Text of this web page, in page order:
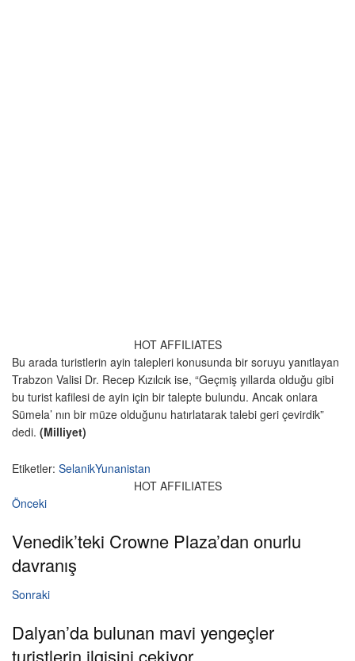
HOT AFFILIATES
Bu arada turistlerin ayin talepleri konusunda bir soruyu yanıtlayan
Trabzon Valisi Dr. Recep Kızılcık ise, “Geçmiş yıllarda olduğu gibi
bu turist kafilesi de ayin için bir talepte bulundu. Ancak onlara
Sümela’ nın bir müze olduğunu hatırlatarak talebi geri çevirdik”
dedi. (Milliyet)
Etiketler: SelanikYunanistan
HOT AFFILIATES
Önceki
Venedik’teki Crowne Plaza’dan onurlu
davranış
Sonraki
Dalyan’da bulunan mavi yengeçler
turistlerin ilgisini çekiyor